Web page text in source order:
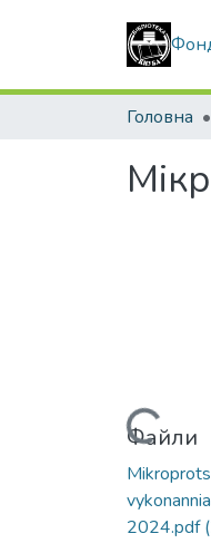
Головна
Вантажиться...
Файли
2024.pdf